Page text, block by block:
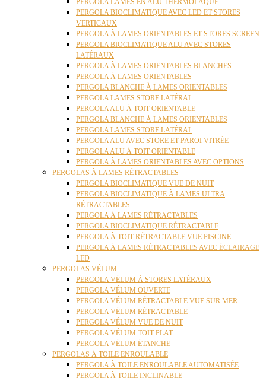
PERGOLA LAMES EN ALU THERMOLAQUÉ
PERGOLA BIOCLIMATIQUE AVEC LED ET STORES
VERTICAUX
PERGOLA À LAMES ORIENTABLES ET STORES SCREEN
PERGOLA BIOCLIMATIQUE ALU AVEC STORES
LATÉRAUX
PERGOLA À LAMES ORIENTABLES BLANCHES
PERGOLA À LAMES ORIENTABLES
PERGOLA BLANCHE À LAMES ORIENTABLES
PERGOLA LAMES STORE LATÉRAL
PERGOLA ALU À TOIT ORIENTABLE
PERGOLA BLANCHE À LAMES ORIENTABLES
PERGOLA LAMES STORE LATÉRAL
PERGOLA ALU AVEC STORE ET PAROI VITRÉE
PERGOLA ALU À TOIT ORIENTABLE
PERGOLA À LAMES ORIENTABLES AVEC OPTIONS
PERGOLAS À LAMES RÉTRACTABLES
PERGOLA BIOCLIMATIQUE VUE DE NUIT
PERGOLA BIOCLIMATIQUE À LAMES ULTRA
RÉTRACTABLES
PERGOLA À LAMES RÉTRACTABLES
PERGOLA BIOCLIMATIQUE RÉTRACTABLE
PERGOLA À TOIT RÉTRACTABLE VUE PISCINE
PERGOLA À LAMES RÉTRACTABLES AVEC ÉCLAIRAGE
LED
PERGOLAS VÉLUM
PERGOLA VÉLUM À STORES LATÉRAUX
PERGOLA VÉLUM OUVERTE
PERGOLA VÉLUM RÉTRACTABLE VUE SUR MER
PERGOLA VÉLUM RÉTRACTABLE
PERGOLA VÉLUM VUE DE NUIT
PERGOLA VÉLUM TOIT PLAT
PERGOLA VÉLUM ÉTANCHE
PERGOLAS À TOILE ENROULABLE
PERGOLA À TOILE ENROULABLE AUTOMATISÉE
PERGOLA À TOILE INCLINABLE